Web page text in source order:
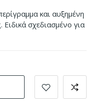
και αυξημένη
σχεδιασμένο για